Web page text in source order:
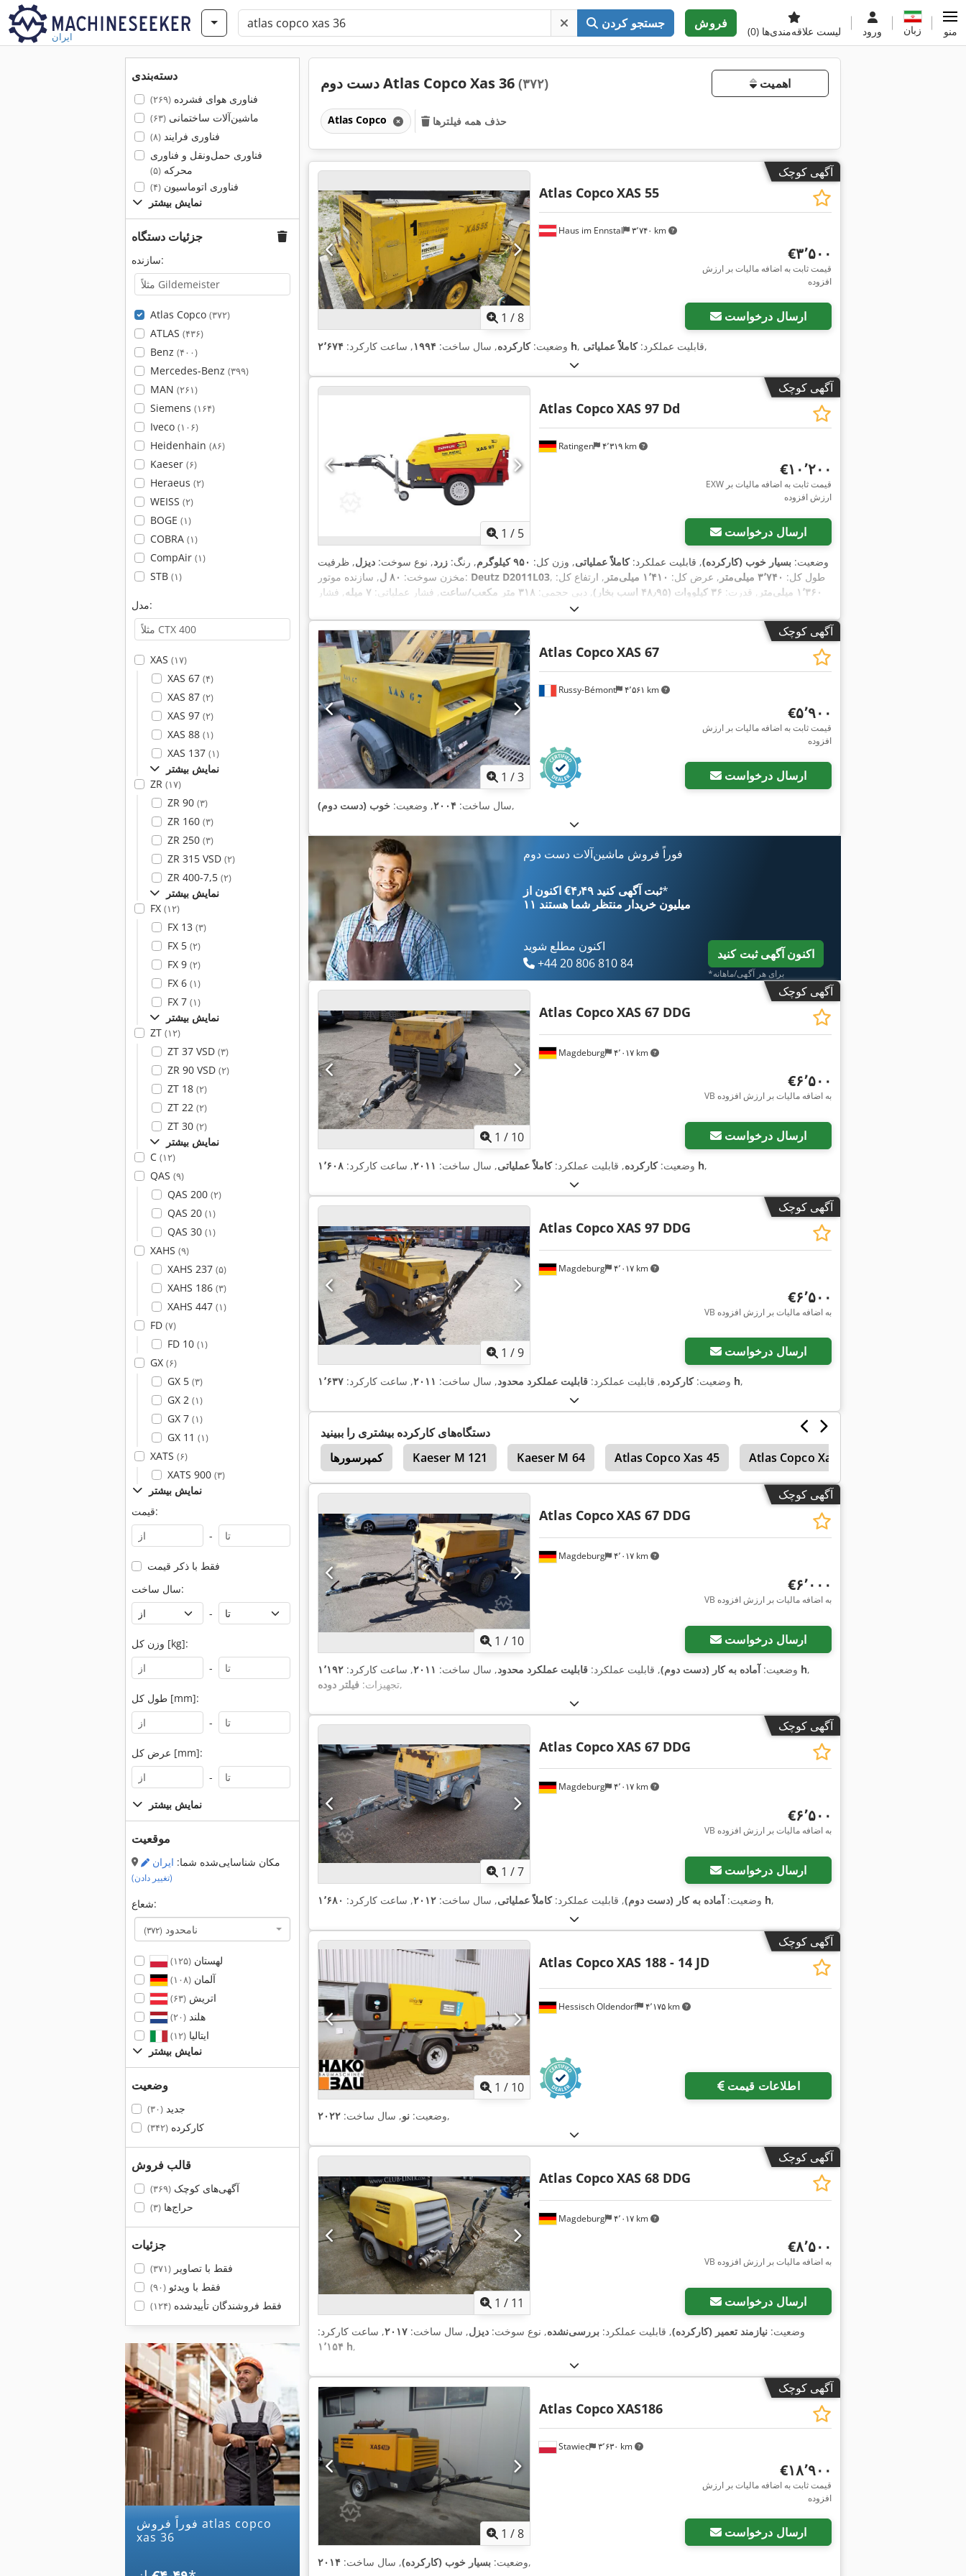
ایران
جستجو کردن فروش
لیست علاقه‌مندی‌ها (0) ورود زبان منو
دسته‌بندی
فناوری هوای فشرده(۲۶۹)
ماشین‌آلات ساختمانی(۶۳)
فناوری فرایند(۸)
فناوری حمل‌ونقل و فناوری
محرکه(۵)
فناوری اتوماسیون(۴)
نمایش بیشتر
جزئیات دستگاه
سازنده:
Atlas Copco (۳۷۲)
ATLAS (۴۳۶)
Benz (۴۰۰)
Mercedes-Benz (۳۹۹)
MAN (۲۶۱)
Siemens (۱۶۴)
Iveco (۱۰۶)
Heidenhain (۸۶)
Kaeser (۶)
Heraeus (۲)
WEISS (۲)
BOGE (۱)
COBRA (۱)
CompAir (۱)
STB (۱)
مدل:
XAS (۱۷)
XAS 67 (۴)
XAS 87 (۲)
XAS 97 (۲)
XAS 88 (۱)
XAS 137 (۱)
نمایش بیشتر
ZR (۱۷)
ZR 90 (۳)
ZR 160 (۳)
ZR 250 (۳)
ZR 315 VSD (۲)
ZR 400-7,5 (۲)
نمایش بیشتر
FX (۱۲)
FX 13 (۳)
FX 5 (۲)
FX 9 (۲)
FX 6 (۱)
FX 7 (۱)
نمایش بیشتر
ZT (۱۲)
ZT 37 VSD (۳)
ZR 90 VSD (۲)
ZT 18 (۲)
ZT 22 (۲)
ZT 30 (۲)
نمایش بیشتر
C (۱۲)
QAS (۹)
QAS 200 (۲)
QAS 20 (۱)
QAS 30 (۱)
XAHS (۹)
XAHS 237 (۵)
XAHS 186 (۳)
XAHS 447 (۱)
FD (۷)
FD 10 (۱)
GX (۶)
GX 5 (۳)
GX 2 (۱)
GX 7 (۱)
GX 11 (۱)
XATS (۶)
XATS 900 (۳)
نمایش بیشتر
قیمت:
-
فقط با ذکر قیمت
سال ساخت:
-
وزن کل [kg]:
-
طول کل [mm]:
-
عرض کل [mm]:
-
نمایش بیشتر
موقعیت
مکان شناسایی‌شده شما: ایران
(تغییر دادن)
شعاع:
نامحدود (۳۷۲)
لهستان(۱۲۵)
آلمان(۱۰۸)
اتریش(۶۳)
هلند(۲۰)
ایتالیا(۱۲)
نمایش بیشتر
وضعیت
جدید(۳۰)
کارکرده(۳۴۲)
قالب فروش
آگهی‌های کوچک(۳۶۹)
حراج‌ها(۳)
جزئیات
فقط با تصاویر(۳۷۱)
فقط با ویدئو(۹۰)
فقط فروشندگان تأییدشده(۱۲۴)
فوراً فروش atlas copco
xas 36
دست دوم Atlas Copco Xas 36 (۳۷۲) اهمیت
Atlas Copco حذف همه فیلترها
آگهی کوچک
1 /8
Haus im Ennstal ۳٬۷۴۰ km
Atlas CopcoXAS 55
‎€۳٬۵۰۰
قیمت ثابت به اضافه مالیات بر ارزش
افزوده
ارسال درخواست
وضعیت:کارکرده, سال ساخت: ۱۹۹۴, ساعت کارکرد: ۲٬۶۷۴ h , قابلیت عملکرد:کاملاً عملیاتی ,
آگهی کوچک
1 / 5
Ratingen ۴٬۳۱۹ km
Atlas CopcoXAS 97 Dd
‎€۱۰٬۲۰۰
EXW قیمت ثابت به اضافه مالیات بر
ارزش افزوده
ارسال درخواست
وضعیت: بسیار خوب (کارکرده), قابلیت عملکرد:کاملاً عملیاتی, وزن کل: ۹۵۰ کیلوگرم , رنگ: زرد, نوع سوخت: دیزل, ظرفیت
مخزن سوخت: ۸۰ ل , سازنده موتور: Deutz D2011L03 , طول کل: ۳٬۷۴۰ میلی‌متر , عرض کل: ۱٬۴۱۰ میلی‌متر
, ارتفاع کل:
۱٬۳۶۰ میلی‌متر
, قدرت: ۳۶ کیلووات (۴۸٫۹۵ اسب بخار) , دبی حجمی: ۳۱۸ متر مکعب/ساعت , فشار عملیاتی: ۷ میله
, فشار
(حداقل):
بازرسی بعدی (TÜV):۰۴/۲۰۲۵ , شماره دستگاه/وسیله نقلیه:APP418299 , تجهیزات:بازرسی ایمنی UVV,
آگهی کوچک
1 /3
Russy-Bémont ۴٬۵۶۱ km
Atlas CopcoXAS 67
‎€۵٬۹۰۰
قیمت ثابت به اضافه مالیات بر ارزش
افزوده
ارسال درخواست
سال ساخت: ۲۰۰۴, وضعیت: خوب (دست دوم) ,
فوراً فروش ماشین‌آلات دست دوم
اکنون از ‎€۴٫۴۹ ثبت آگهی کنید*
۱۱ میلیون خریدار منتظر شما هستند
اکنون مطلع شوید
+44 20 806 810 84
اکنون آگهی ثبت کنید
*برای هر آگهی/ماهانه
آگهی کوچک
1 / 10
Magdeburg ۴٬۰۱۷ km
Atlas CopcoXAS 67 DDG
‎€۶٬۵۰۰
VB به اضافه مالیات بر ارزش افزوده
ارسال درخواست
وضعیت:کارکرده, قابلیت عملکرد:کاملاً عملیاتی, سال ساخت: ۲۰۱۱, ساعت کارکرد: ۱٬۶۰۸ h,
آگهی کوچک
1 /9
Magdeburg ۴٬۰۱۷ km
Atlas CopcoXAS 97 DDG
‎€۶٬۵۰۰
VB به اضافه مالیات بر ارزش افزوده
ارسال درخواست
وضعیت:کارکرده, قابلیت عملکرد: قابلیت عملکرد محدود, سال ساخت: ۲۰۱۱, ساعت کارکرد: ۱٬۶۳۷ h,
دستگاه‌های کارکرده بیشتری را ببینید
کمپرسورها
Kaeser M 121 Kaeser M 64 Atlas Copco Xas 45 Atlas Copco Xas 185
Boge Autotronic
آگهی کوچک
1 / 10
Magdeburg ۴٬۰۱۷ km
Atlas CopcoXAS 67 DDG
‎€۶٬۰۰۰
VB به اضافه مالیات بر ارزش افزوده
ارسال درخواست
وضعیت:آماده به کار (دست دوم), قابلیت عملکرد: قابلیت عملکرد محدود, سال ساخت: ۲۰۱۱, ساعت کارکرد: ۱٬۱۹۲ h,
تجهیزات: فیلتر دوده ,
آگهی کوچک
1 /7
Magdeburg ۴٬۰۱۷ km
Atlas CopcoXAS 67 DDG
‎€۶٬۵۰۰
VB به اضافه مالیات بر ارزش افزوده
ارسال درخواست
وضعیت:آماده به کار (دست دوم), قابلیت عملکرد:کاملاً عملیاتی, سال ساخت: ۲۰۱۲, ساعت کارکرد: ۱٬۶۸۰ h,
آگهی کوچک
1 / 10
Hessisch Oldendorf ۴٬۱۷۵ km
Atlas CopcoXAS 188 - 14 JD
اطلاعات قیمت
وضعیت: نو, سال ساخت: ۲۰۲۲ ,
آگهی کوچک
1 / 11
Magdeburg ۴٬۰۱۷ km
Atlas CopcoXAS 68 DDG
‎€۸٬۵۰۰
VB به اضافه مالیات بر ارزش افزوده
ارسال درخواست
وضعیت: نیازمند تعمیر (کارکرده), قابلیت عملکرد: بررسی‌نشده, نوع سوخت: دیزل, سال ساخت: ۲۰۱۷, ساعت کارکرد:
۱٬۱۵۴ h,
آگهی کوچک
1 /8
Stawiec ۳٬۶۳۰ km
Atlas CopcoXAS186
‎€۱۸٬۹۰۰
قیمت ثابت به اضافه مالیات بر ارزش
افزوده
ارسال درخواست
وضعیت: بسیار خوب (کارکرده), سال ساخت: ۲۰۱۴ ,